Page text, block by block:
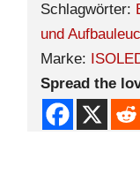
Schlagwörter:
und
Marke:
Spread the